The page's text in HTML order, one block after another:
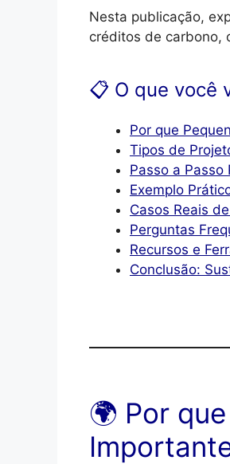
Nesta publicação,
créditos de carbono,
📋 O que você
Por que
Tipos de
Passo a
Exemplo
Casos Reais
Perguntas
Recursos e
Conclusão:
🌍 Por